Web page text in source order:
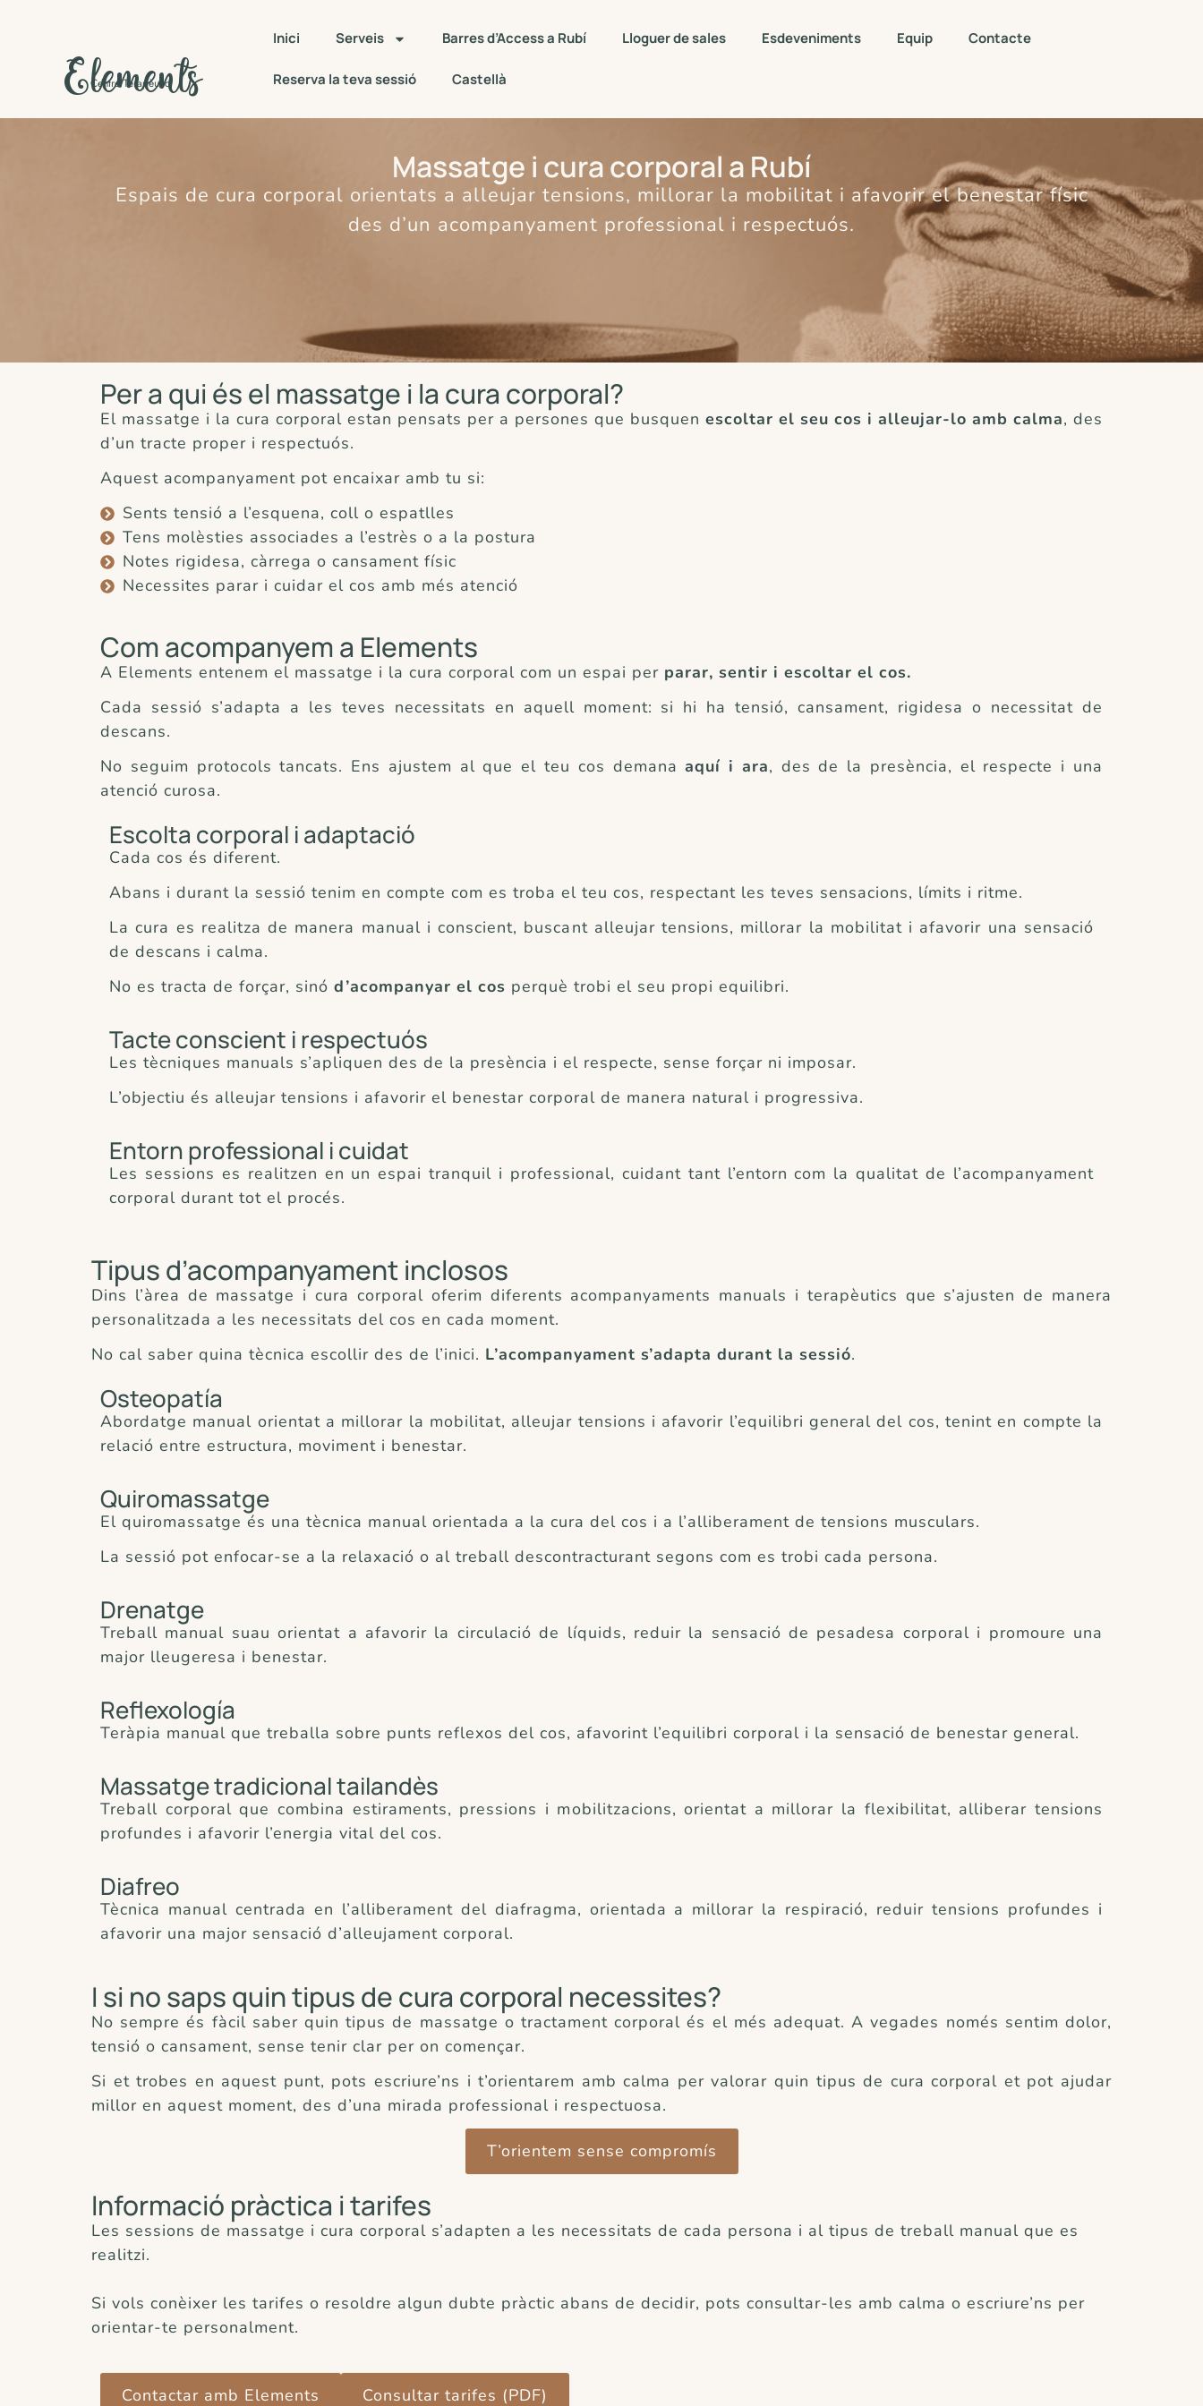
Elements
Centre Terapèutic
Inici Serveis Barres d’Access a Rubí Lloguer de sales Esdeveniments Equip Contacte
Reserva la teva sessió Castellà
Massatge i cura corporal a Rubí
Espais de cura corporal orientats a alleujar tensions, millorar la mobilitat i afavorir el benestar físic
des d’un acompanyament professional i respectuós.
Per a qui és el massatge i la cura corporal?
El massatge i la cura corporal estan pensats per a persones que busquen escoltar el seu cos i alleujar-lo amb calma, des
d’un tracte proper i respectuós.
Aquest acompanyament pot encaixar amb tu si:
Sents tensió a l’esquena, coll o espatlles
Tens molèsties associades a l’estrès o a la postura
Notes rigidesa, càrrega o cansament físic
Necessites parar i cuidar el cos amb més atenció
Com acompanyem a Elements
A Elements entenem el massatge i la cura corporal com un espai per parar, sentir i escoltar el cos.
Cada sessió s’adapta a les teves necessitats en aquell moment: si hi ha tensió, cansament, rigidesa o necessitat de
descans.
No seguim protocols tancats. Ens ajustem al que el teu cos demanaaquí i ara, des de la presència, el respecte i una
atenció curosa.
Escolta corporal i adaptació
Cada cos és diferent.
Abans i durant la sessió tenim en compte com es troba el teu cos, respectant les teves sensacions, límits i ritme.
La cura es realitza de manera manual i conscient, buscant alleujar tensions, millorar la mobilitat i afavorir una sensació
de descans i calma.
No es tracta de forçar, sinó d’acompanyar el cos perquè trobi el seu propi equilibri.
Tacte conscient i respectuós
Les tècniques manuals s’apliquen des de la presència i el respecte, sense forçar ni imposar.
L’objectiu és alleujar tensions i afavorir el benestar corporal de manera natural i progressiva.
Entorn professional i cuidat
Les sessions es realitzen en un espai tranquil i professional, cuidant tant l’entorn com la qualitat de l’acompanyament
corporal durant tot el procés.
Tipus d’acompanyament inclosos
Dins l’àrea de massatge i cura corporal oferim diferents acompanyaments manuals i terapèutics que s’ajusten de manera
personalitzada a les necessitats del cos en cada moment.
No cal saber quina tècnica escollir des de l’inici. L’acompanyament s’adapta durant la sessió.
Osteopatía
Abordatge manual orientat a millorar la mobilitat, alleujar tensions i afavorir l’equilibri general del cos, tenint en compte la
relació entre estructura, moviment i benestar.
Quiromassatge
El quiromassatge és una tècnica manual orientada a la cura del cos i a l’alliberament de tensions musculars.
La sessió pot enfocar-se a la relaxació o al treball descontracturant segons com es trobi cada persona.
Drenatge
Treball manual suau orientat a afavorir la circulació de líquids, reduir la sensació de pesadesa corporal i promoure una
major lleugeresa i benestar.
Reflexología
Teràpia manual que treballa sobre punts reflexos del cos, afavorint l’equilibri corporal i la sensació de benestar general.
Massatge tradicional tailandès
Treball corporal que combina estiraments, pressions i mobilitzacions, orientat a millorar la flexibilitat, alliberar tensions
profundes i afavorir l’energia vital del cos.
Diafreo
Tècnica manual centrada en l’alliberament del diafragma, orientada a millorar la respiració, reduir tensions profundes i
afavorir una major sensació d’alleujament corporal.
I si no saps quin tipus de cura corporal necessites?
No sempre és fàcil saber quin tipus de massatge o tractament corporal és el més adequat. A vegades només sentim dolor,
tensió o cansament, sense tenir clar per on començar.
Si et trobes en aquest punt, pots escriure’ns i t’orientarem amb calma per valorar quin tipus de cura corporal et pot ajudar
millor en aquest moment, des d’una mirada professional i respectuosa.
T’orientem sense compromís
Informació pràctica i tarifes
Les sessions de massatge i cura corporal s’adapten a les necessitats de cada persona i al tipus de treball manual que es
realitzi.
Si vols conèixer les tarifes o resoldre algun dubte pràctic abans de decidir, pots consultar-les amb calma o escriure’ns per
orientar-te personalment.
Contactar amb Elements Consultar tarifes (PDF)